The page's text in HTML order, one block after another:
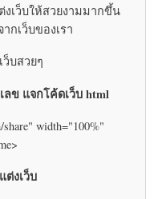
งเว็บให้สวยงามมากขึ้น
กเว็บของเรา
บสวยๆ
ข แจกโค้ดเว็บ html
width="100%"
ต่งเว็บ